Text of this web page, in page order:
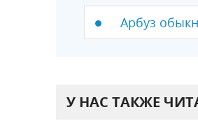
Арбуз
У НАС ТАКЖЕ